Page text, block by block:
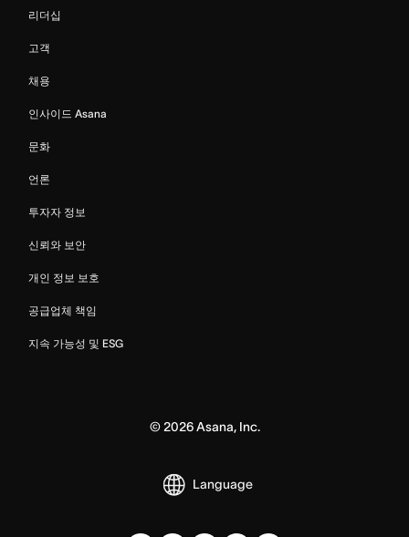
리더십
고객
채용
인사이드 Asana
문화
언론
투자자 정보
신뢰와 보안
개인 정보 보호
공급업체 책임
지속 가능성 및 ESG
© 2026Asana, Inc.
Language